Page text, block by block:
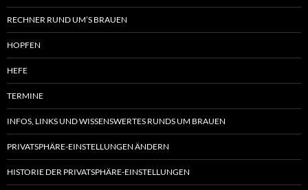
RECHNER RUND UM’S BRAUEN
HOPFEN
HEFE
TERMINE
INFOS, LINKS UND WISSENSWERTES RUNDS UM BRAUEN
PRIVATSPHÄRE-EINSTELLUNGEN ÄNDERN
HISTORIE DER PRIVATSPHÄRE-EINSTELLUNGEN